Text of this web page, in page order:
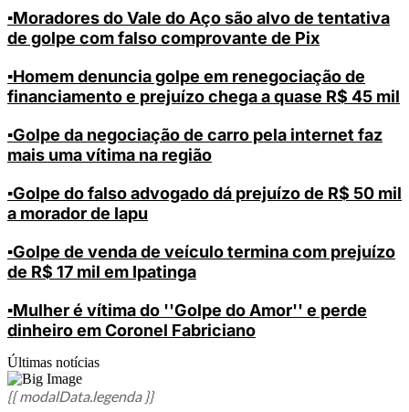
▪️Moradores do Vale do Aço são alvo de tentativa
de golpe com falso comprovante de Pix
▪️Homem denuncia golpe em renegociação de
financiamento e prejuízo chega a quase R$ 45 mil
▪️Golpe da negociação de carro pela internet faz
mais uma vítima na região
▪️Golpe do falso advogado dá prejuízo de R$ 50 mil
a morador de Iapu
▪️Golpe de venda de veículo termina com prejuízo
de R$ 17 mil em Ipatinga
▪️Mulher é vítima do ''Golpe do Amor'' e perde
dinheiro em Coronel Fabriciano
Últimas notícias
{{ modalData.legenda }}